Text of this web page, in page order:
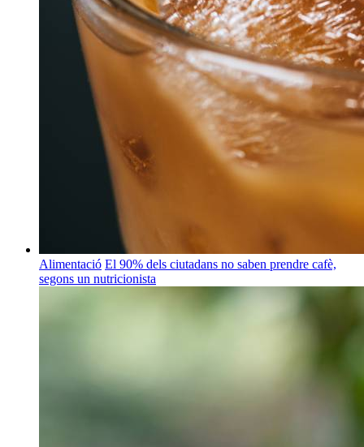
Alimentació El 90% dels ciutadans no saben prendre cafè,
segons un nutricionista